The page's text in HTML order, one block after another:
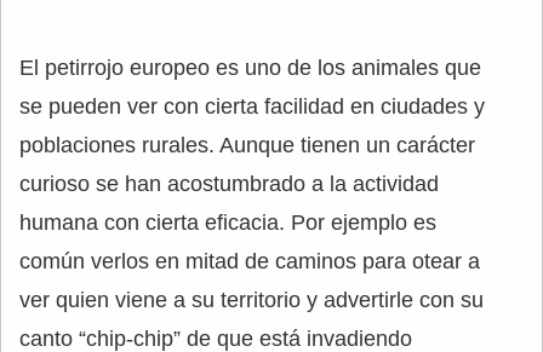
El petirrojo europeo es uno de los animales que
se pueden ver con cierta facilidad en ciudades y
poblaciones rurales. Aunque tienen un carácter
curioso se han acostumbrado a la actividad
humana con cierta eficacia. Por ejemplo es
común verlos en mitad de caminos para otear a
ver quien viene a su territorio y advertirle con su
canto “chip-chip” de que está invadiendo